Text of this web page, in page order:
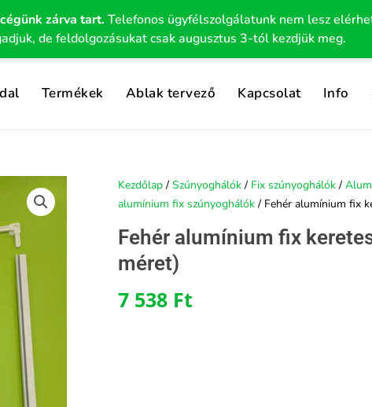
zárva tart.Telefonos ügyfélszolgálatunk nem lesz
de feldolgozásukat csak augusztus 3-tól kezdjük meg.
Termékek Ablak tervező Kapcsolat Info
Kezdőlap / Szúnyoghálók / Fix szúnyoghálók /
alumínium fix szúnyoghálók / Fehér alumínium fix
Fehér alumínium fix
méret)
7 538 Ft